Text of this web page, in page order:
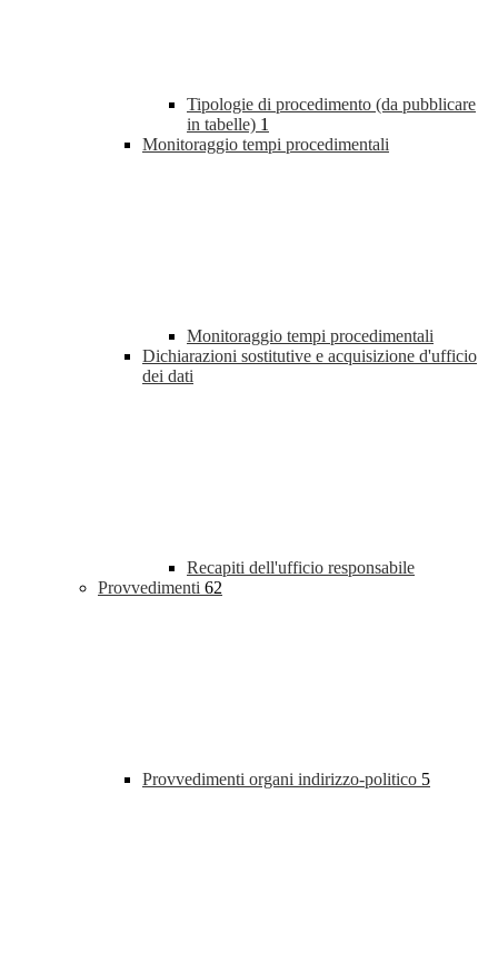
Tipologie di procedimento (da pubblicare
in tabelle) 1
Monitoraggio tempi procedimentali
Monitoraggio tempi procedimentali
Dichiarazioni sostitutive e acquisizione d'ufficio
dei dati
Recapiti dell'ufficio responsabile
Provvedimenti 62
Provvedimenti organi indirizzo-politico 5